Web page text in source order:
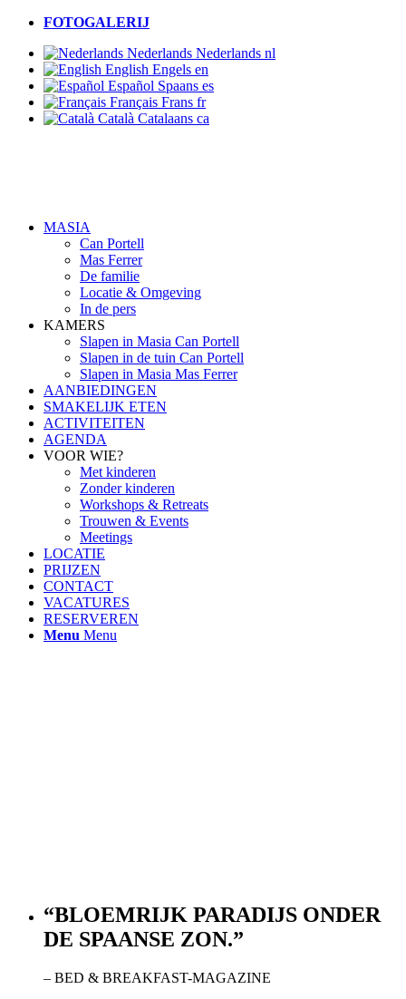
FOTOGALERIJ
Nederlands Nederlands nl
English Engels en
Español Spaans es
Français Frans fr
Català Catalaans ca
MASIA
Can Portell
Mas Ferrer
De familie
Locatie & Omgeving
In de pers
KAMERS
Slapen in Masia Can Portell
Slapen in de tuin Can Portell
Slapen in Masia Mas Ferrer
AANBIEDINGEN
SMAKELIJK ETEN
ACTIVITEITEN
AGENDA
VOOR WIE?
Met kinderen
Zonder kinderen
Workshops & Retreats
Trouwen & Events
Meetings
LOCATIE
PRIJZEN
CONTACT
VACATURES
RESERVEREN
Menu Menu
“BLOEMRIJK PARADIJS ONDER
DE SPAANSE ZON.”
– BED & BREAKFAST-MAGAZINE